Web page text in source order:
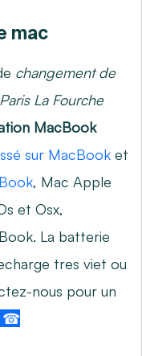
mac
changement de
La Fourche
MacBook
sur MacBook et
, Mac Apple
et Osx,
. La batterie
tres viet ou
nous pour un
☎